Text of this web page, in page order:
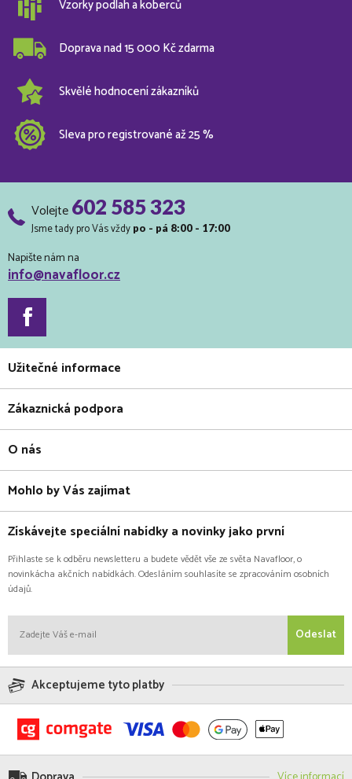
Vzorky podlah a koberců
Doprava nad 15 000 Kč zdarma
Skvělé hodnocení zákazníků
Sleva pro registrované až 25 %
Volejte602 585 323
Jsme tady pro Vás vždy po - pá 8:00 - 17:00
Napište nám na
info@navafloor.cz
Užitečné informace
Zákaznická podpora
O nás
Mohlo by Vás zajímat
Získávejte speciální nabídky a novinky jako první
Přihlaste se k odběru newsletteru a budete vědět vše ze světa Navafloor, o
novinkácha akčních nabídkách. Odesláním souhlasíte se zpracováním osobních
údajů.
Odeslat
Akceptujeme tyto platby